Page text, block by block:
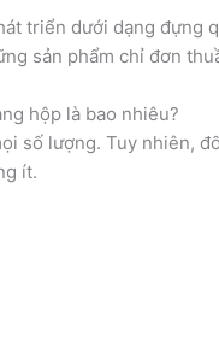
triển dưới dạng đựng
sản phẩm chỉ đơn
hộp là bao nhiêu?
số lượng. Tuy nhiên,
ít.